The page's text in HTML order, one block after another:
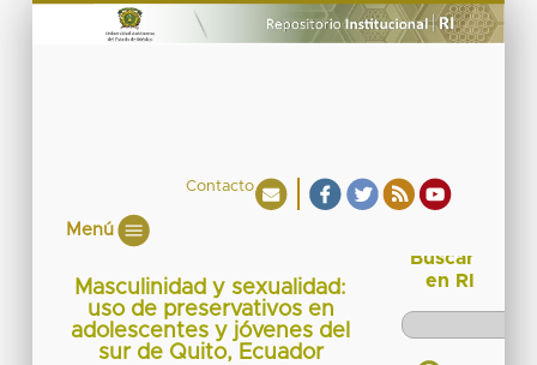
Contacto
Menú
Masculinidad y sexualidad:
uso de preservativos en
adolescentes y jóvenes del
sur de Quito, Ecuador
Buscar
en RI